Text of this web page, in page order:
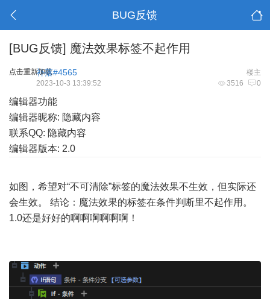
BUG反馈
[BUG反馈] 魔法效果标签不起作用
点击重新加载 楼主
补落#4565
3516 0
2023-10-3 13:39:52
编辑器功能
编辑器昵称: 隐藏内容
联系QQ: 隐藏内容
编辑器版本: 2.0
如图，希望对“不可清除”标签的魔法效果不生效，但实际还
会生效。 结论：魔法效果的标签在条件判断里不起作用。
1.0还是好好的啊啊啊啊啊啊！